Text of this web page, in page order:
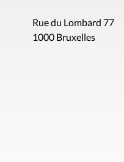
Rue du Lombard 77
1000 Bruxelles